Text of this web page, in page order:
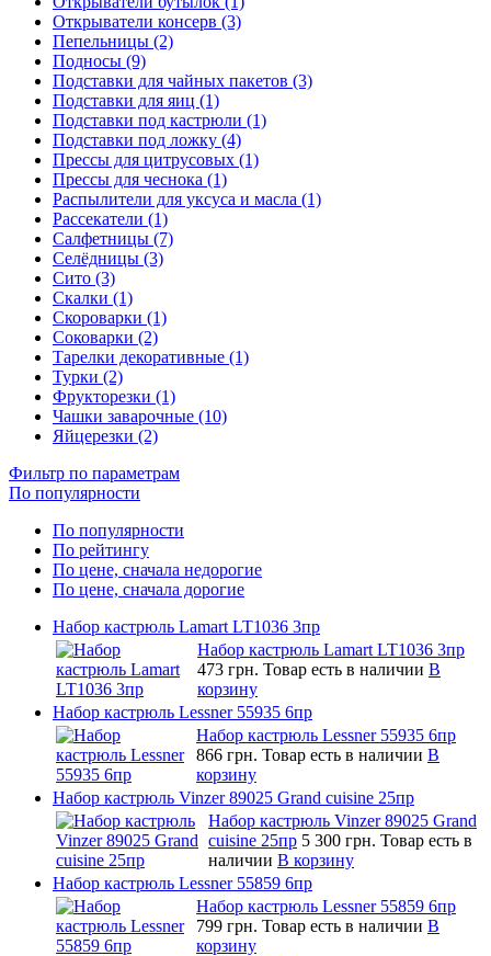
Открыватели консерв (3)
Пепельницы (2)
Подносы (9)
Подставки для чайных пакетов (3)
Подставки для яиц (1)
Подставки под кастрюли (1)
Подставки под ложку (4)
Прессы для цитрусовых (1)
Прессы для чеснока (1)
Распылители для уксуса и масла (1)
Рассекатели (1)
Салфетницы (7)
Селёдницы (3)
Сито (3)
Скалки (1)
Скороварки (1)
Соковарки (2)
Тарелки декоративные (1)
Турки (2)
Фрукторезки (1)
Чашки заварочные (10)
Яйцерезки (2)
Фильтр по параметрам
По популярности
По популярности
По рейтингу
По цене, сначала недорогие
По цене, сначала дорогие
Набор кастрюль Lamart LT1036 3пр
Набор кастрюль Lamart LT1036 3пр
473 грн. Товар есть в наличии В
корзину
Набор кастрюль Lessner 55935 6пр
Набор кастрюль Lessner 55935 6пр
866 грн. Товар есть в наличии В
корзину
Набор кастрюль Vinzer 89025 Grand cuisine 25пр
Набор кастрюль Vinzer 89025 Grand
cuisine 25пр 5 300 грн. Товар есть в
наличии В корзину
Набор кастрюль Lessner 55859 6пр
Набор кастрюль Lessner 55859 6пр
799 грн. Товар есть в наличии В
корзину